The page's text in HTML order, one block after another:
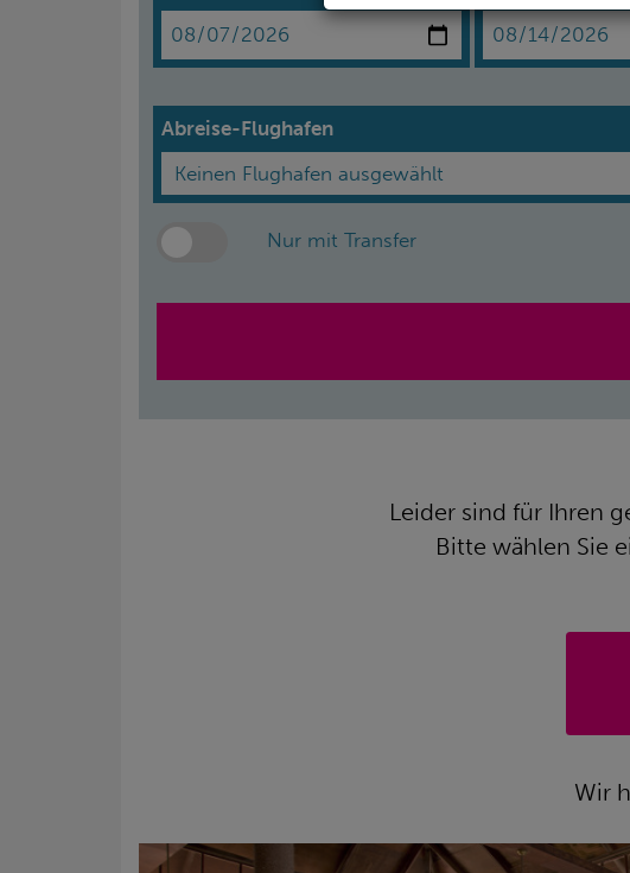
Abreise-Flughafen
Nur mit Transfer
Leider sind für Ihren
Bitte wählen Sie
Wir